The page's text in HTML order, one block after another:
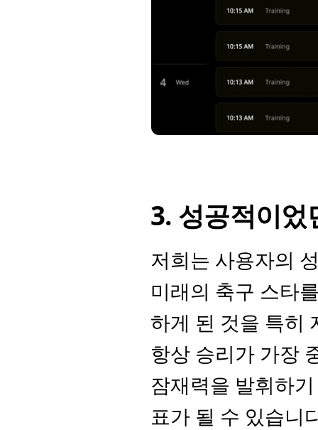
3. 성공적이었
저희는 사용자의
미래의 축구 스타
하게 된 것을 특히
항상 승리가 가장
잠재력을 발휘하
표가 될 수 있습니